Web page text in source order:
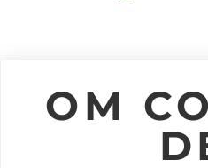
OMOm Kramtex
Jobba på
Kataloger